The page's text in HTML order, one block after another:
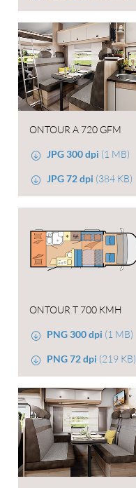
ONTOUR A 720 GFM
JPG 300 dpi (1 MB)
JPG 72 dpi (384 KB)
ONTOUR T 700 KMH
PNG 300 dpi (1 MB)
PNG 72 dpi (219 KB)